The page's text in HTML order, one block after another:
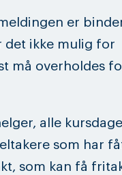
er
det ikke mulig for
må overholdes
alle
som har
som kan få